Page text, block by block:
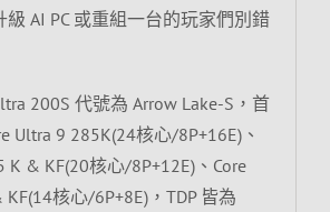
AI PC 或重組一台的玩家們別錯
200S 代號為 Arrow Lake-S，首
Ultra 9 285K(24核心/8P+16E)、
K & KF(20核心/8P+12E)、Core
核心/6P+8E)，TDP 皆為